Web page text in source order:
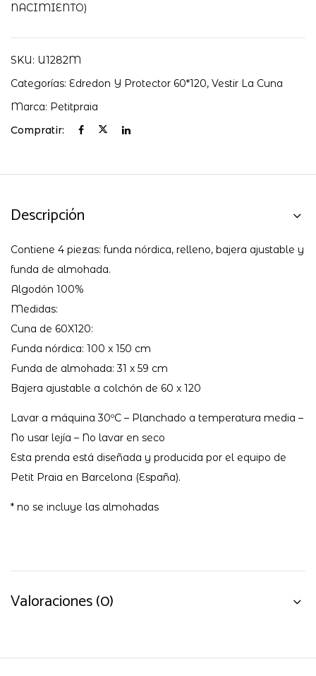
NACIMIENTO)
SKU: U1282M
Categorías: Edredon Y Protector 60*120, Vestir La Cuna
Marca: Petitpraia
Compratir:
Descripción
Contiene 4 piezas: funda nórdica, relleno, bajera ajustable y
funda de almohada.
Algodón 100%
Medidas:
Cuna de 60X120:
Funda nórdica: 100 x 150 cm
Funda de almohada: 31 x 59 cm
Bajera ajustable a colchón de 60 x 120
Lavar a máquina 30ºC – Planchado a temperatura media –
No usar lejía – No lavar en seco
Esta prenda está diseñada y producida por el equipo de
Petit Praia en Barcelona (España).
* no se incluye las almohadas
Valoraciones (0)